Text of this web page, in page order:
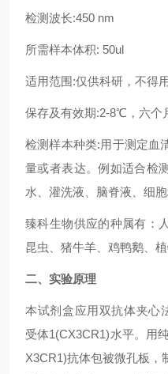
检测波长:450 nm
所需样本体积: 50ul
适用范围:仅供科研，不得
保存及有效期:2-8℃，六个
检测样本种类:用于测定血
量或者表达。例如适合检
水、灌洗液、脑脊液、细
臻科生物供应的种属有：
昆虫、猪牛羊、鸡鸭鹅、
二、实验原理
本试剂盒应用双抗体夹心
受体1(CX3CR1)水平。用
X3CR1)抗体包被微孔板，